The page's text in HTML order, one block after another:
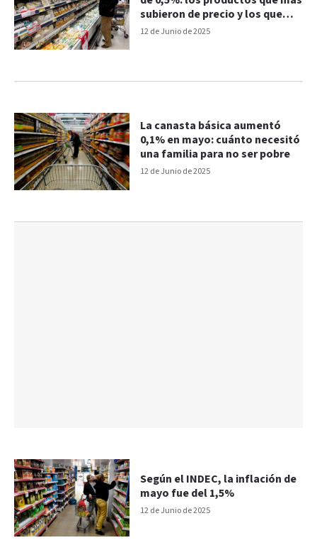
12 de Junio de 2025
subieron de precio y los que
bajaron
12 de Junio de 2025
La canasta básica aumentó
0,1% en mayo: cuánto necesitó
una familia para no ser pobre
12 de Junio de 2025
Según el INDEC, la inflación de
mayo fue del 1,5%